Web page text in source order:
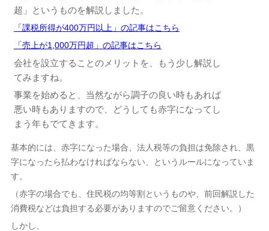
超」というものを解説しました。
「課税所得が400万円以上」の記事はこちら
「売上が1,000万円超」の記事はこちら
会社を設立することのメリットを、もう少し解説し
てみますね。
事業を始めると、当然ながら調子の良い時もあれば
悪い時もありますので、どうしても赤字になってし
まう年もでてきます。
基本的には、赤字になった場合、法人税等の負担は免除され、黒
字になったら払わなければならない、というルールになっていま
す。
（赤字の場合でも、住民税の均等割というものや、前回解説した
消費税などは負担する必要がありますのでご留意ください。）
しかし、